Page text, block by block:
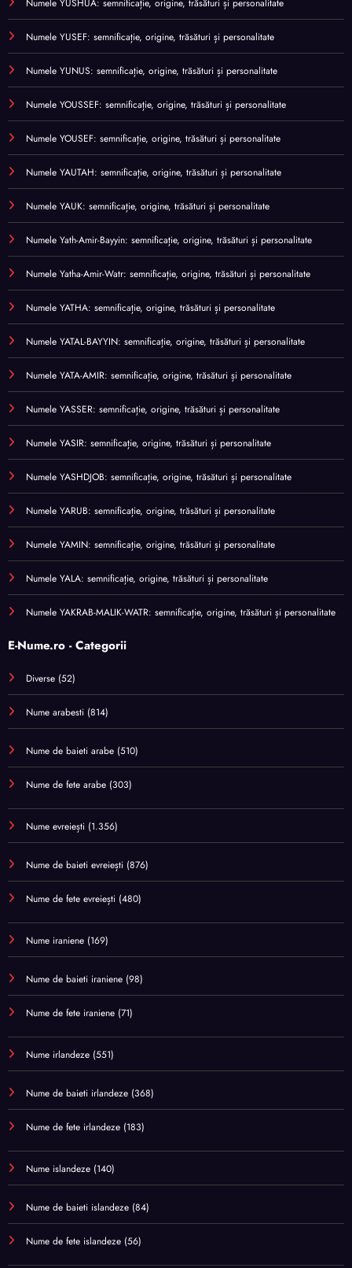
Numele YUSHUA: semnificație, origine, trăsături și personalitate
Numele YUSEF: semnificație, origine, trăsături și personalitate
Numele YUNUS: semnificație, origine, trăsături și personalitate
Numele YOUSSEF: semnificație, origine, trăsături și personalitate
Numele YOUSEF: semnificație, origine, trăsături și personalitate
Numele YAUTAH: semnificație, origine, trăsături și personalitate
Numele YAUK: semnificație, origine, trăsături și personalitate
Numele Yath-Amir-Bayyin: semnificație, origine, trăsături și personalitate
Numele Yatha-Amir-Watr: semnificație, origine, trăsături și personalitate
Numele YATHA: semnificație, origine, trăsături și personalitate
Numele YATAL-BAYYIN: semnificație, origine, trăsături și personalitate
Numele YATA-AMIR: semnificație, origine, trăsături și personalitate
Numele YASSER: semnificație, origine, trăsături și personalitate
Numele YASIR: semnificație, origine, trăsături și personalitate
Numele YASHDJOB: semnificație, origine, trăsături și personalitate
Numele YARUB: semnificație, origine, trăsături și personalitate
Numele YAMIN: semnificație, origine, trăsături și personalitate
Numele YALA: semnificație, origine, trăsături și personalitate
Numele YAKRAB-MALIK-WATR: semnificație, origine, trăsături și personalitate
E-Nume.ro - Categorii
Diverse (52)
Nume arabesti (814)
Nume de baieti arabe (510)
Nume de fete arabe (303)
Nume evreiești (1.356)
Nume de baieti evreiești (876)
Nume de fete evreiești (480)
Nume iraniene (169)
Nume de baieti iraniene (98)
Nume de fete iraniene (71)
Nume irlandeze (551)
Nume de baieti irlandeze (368)
Nume de fete irlandeze (183)
Nume islandeze (140)
Nume de baieti islandeze (84)
Nume de fete islandeze (56)